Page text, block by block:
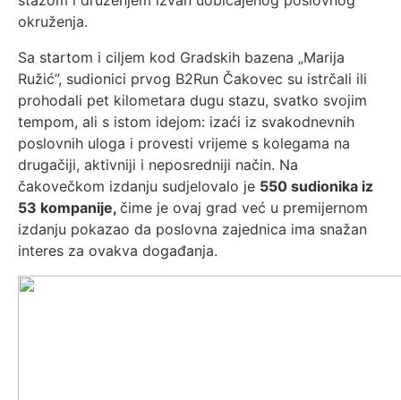
okruženja.
Sa startom i ciljem kod Gradskih bazena „Marija
Ružić”, sudionici prvog B2Run Čakovec su istrčali ili
prohodali pet kilometara dugu stazu, svatko svojim
tempom, ali s istom idejom: izaći iz svakodnevnih
poslovnih uloga i provesti vrijeme s kolegama na
drugačiji, aktivniji i neposredniji način. Na
čakovečkom izdanju sudjelovalo je 550 sudionika iz
53 kompanije, čime je ovaj grad već u premijernom
izdanju pokazao da poslovna zajednica ima snažan
interes za ovakva događanja.